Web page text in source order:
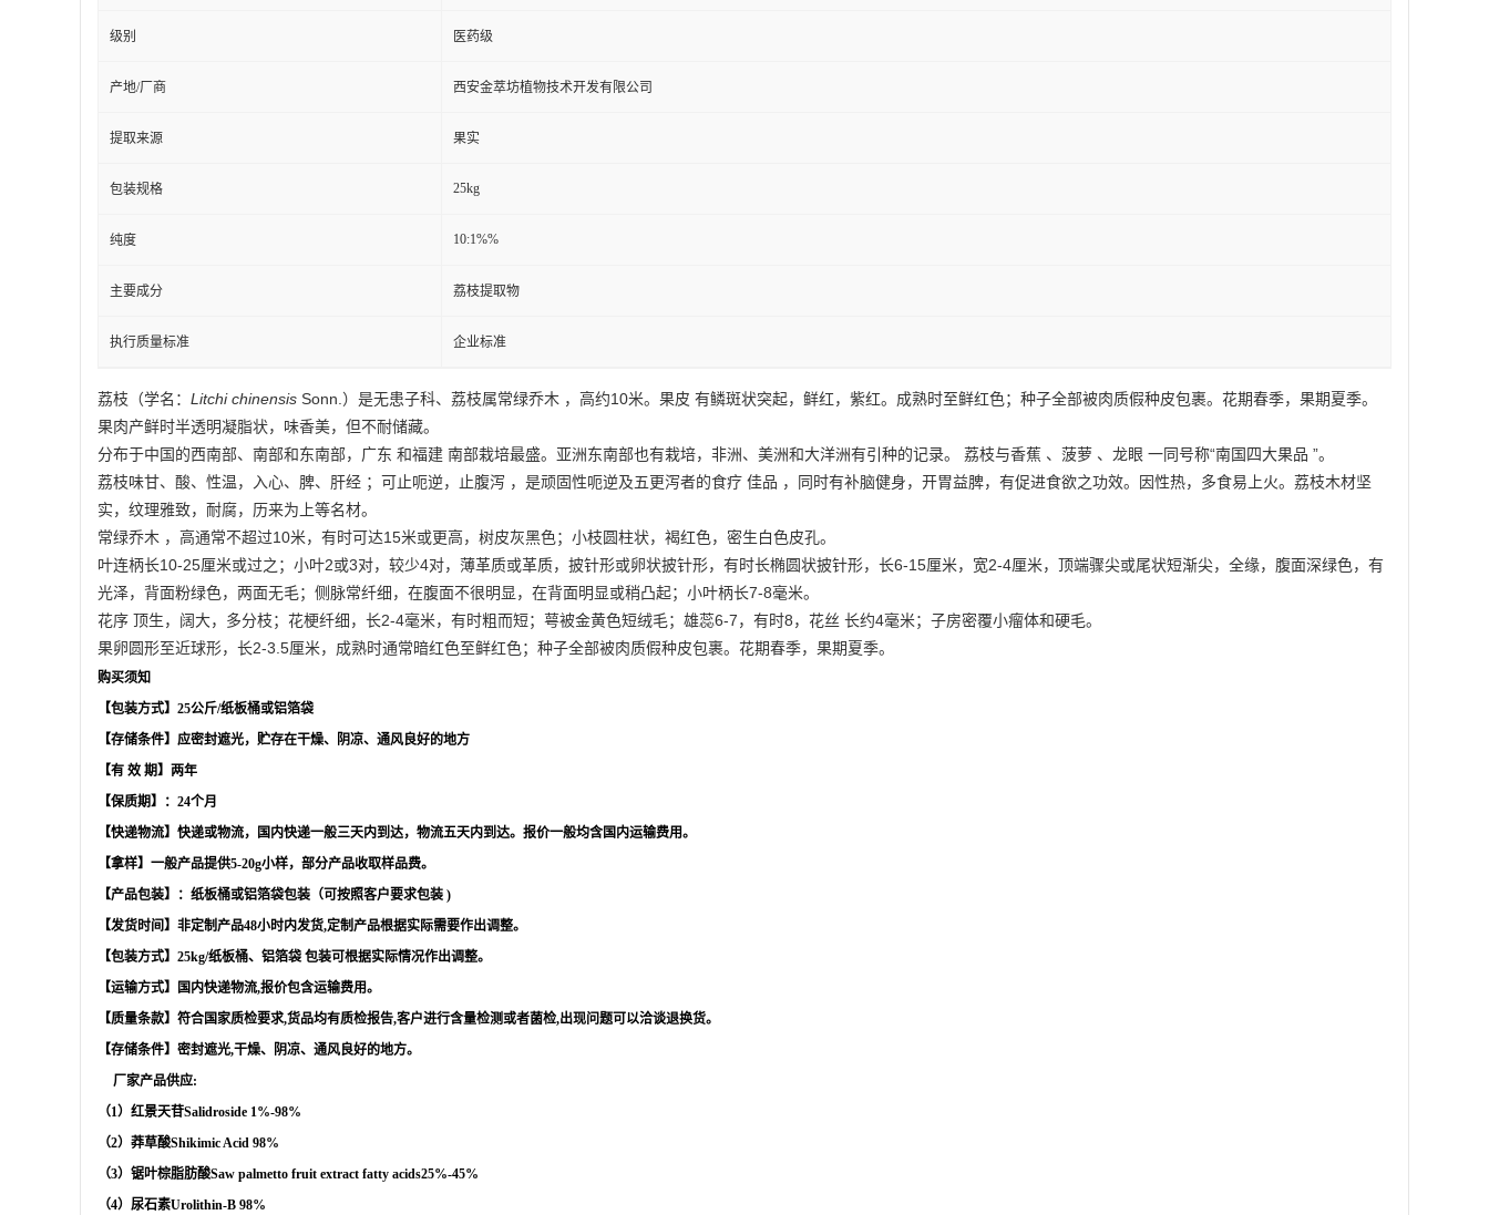
级别 医药级
产地/厂商 西安金萃坊植物技术开发有限公司
提取来源 果实
包装规格 25kg
纯度 10:1%%
主要成分 荔枝提取物
执行质量标准 企业标准
荔枝（学名： Litchi chinensis Sonn.）是无患子科、荔枝属常绿乔木 ，高约10米。果皮 有鳞斑状突起，鲜红，紫红。成熟时至鲜红色；种子全部被肉质假种皮包裹。花期春季，果期夏季。
果肉产鲜时半透明凝脂状，味香美，但不耐储藏。
分布于中国的西南部、南部和东南部，广东 和福建 南部栽培最盛。亚洲东南部也有栽培，非洲、美洲和大洋洲有引种的记录。 荔枝与香蕉 、菠萝 、龙眼 一同号称“南国四大果品 ”。
荔枝味甘、酸、性温，入心、脾、肝经 ；可止呃逆，止腹泻 ，是顽固性呃逆及五更泻者的食疗 佳品 ，同时有补脑健身，开胃益脾，有促进食欲之功效。因性热，多食易上火。荔枝木材坚
实，纹理雅致，耐腐，历来为上等名材。
常绿乔木 ，高通常不超过10米，有时可达15米或更高，树皮灰黑色；小枝圆柱状，褐红色，密生白色皮孔。
叶连柄长10-25厘米或过之；小叶2或3对，较少4对，薄革质或革质，披针形或卵状披针形，有时长椭圆状披针形，长6-15厘米，宽2-4厘米，顶端骤尖或尾状短渐尖，全缘，腹面深绿色，有
光泽，背面粉绿色，两面无毛；侧脉常纤细，在腹面不很明显，在背面明显或稍凸起；小叶柄长7-8毫米。
花序 顶生，阔大，多分枝；花梗纤细，长2-4毫米，有时粗而短；萼被金黄色短绒毛；雄蕊6-7，有时8，花丝 长约4毫米；子房密覆小瘤体和硬毛。
果卵圆形至近球形，长2-3.5厘米，成熟时通常暗红色至鲜红色；种子全部被肉质假种皮包裹。花期春季，果期夏季。
购买须知
【包装方式】 25公斤/纸板桶或铝箔袋
【存储条件】应密封遮光，贮存在干燥、阴凉、通风良好的地方
【有 效 期】两年
【保质期】： 24个月
【快递物流】快递或物流，国内快递一般三天内到达，物流五天内到达。报价一般均含国内运输费用。
【拿样】一般产品提供5-20g小样，部分产品收取样品费。
【产品包装】：纸板桶或铝箔袋包装（可按照客户要求包装 )
【发货时间】非定制产品48小时内发货,定制产品根据实际需要作出调整。
【包装方式】 25kg/纸板桶、铝箔袋 包装可根据实际情况作出调整。
【运输方式】国内快递物流,报价包含运输费用。
【质量条款】符合国家质检要求,货品均有质检报告,客户进行含量检测或者菌检,出现问题可以洽谈退换货。
【存储条件】密封遮光,干燥、阴凉、通风良好的地方。
厂家产品供应:
（1）红景天苷Salidroside 1%-98%
（2）莽草酸Shikimic Acid 98%
（3）锯叶棕脂肪酸Saw palmetto fruit extract fatty acids25%-45%
（4） 尿石素Urolithin-B 98%